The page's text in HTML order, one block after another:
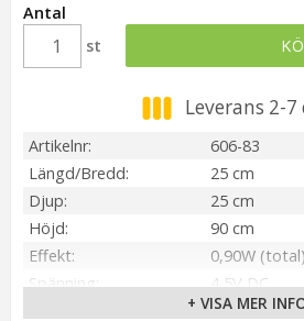
Antal
st
Leverans 2-
Artikelnr
606-83
Längd/Bredd
25 cm
Djup
25 cm
Höjd
90 cm
Effekt
0,90W (total)
Spänning
4,5V DC
IP44
+ VISA MER